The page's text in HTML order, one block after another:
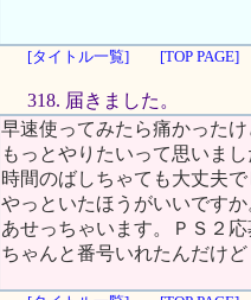
[タイトル一覧]
[TOP PAGE]
318. 届きました。
早速使ってみたら痛かったけ
もっとやりたいって思いま
時間のばしちゃても大丈夫で
やっといたほうがいいです
あせっちゃいます。ＰＳ２
ちゃんと番号いれたんだけど